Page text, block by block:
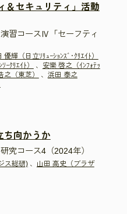
＆セキュリティ」活動
習コースⅣ「セーフティ
優輝（日立ｿﾘｭｰｼｮﾝｽﾞ･ｸﾘｴｲﾄ）
ｰｸﾘｴｲﾄ） 、 安樂 啓之（ｲﾝﾌｫﾃｯ
之（東芝） 、 浜田 泰之
ち向かうか
究コース4（2024年）
ス総研)、 山田 高史（ブラザ